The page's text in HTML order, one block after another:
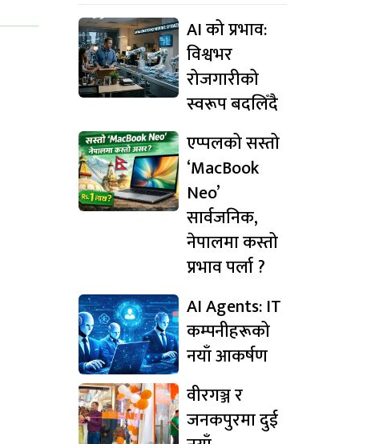
AI को प्रभाव:
विश्वभर
रोजगारीको
स्वरूप बदलिँदै
एप्पलको सस्तो
‘MacBook
Neo’
सार्वजनिक,
नेपालमा कस्तो
प्रभाव पर्ला ?
AI Agents: IT
कम्पनीहरूको
नयाँ आकर्षण
वीरगञ्ज र
जनकपुरमा दुई